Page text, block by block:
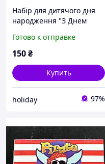
Набір для дитячого дня
народження "З Днем
-10 шт Стаканчики - 10
шт Ковпачки - 10 шт
Готово к отправке
150₴
Купить
holiday 97%